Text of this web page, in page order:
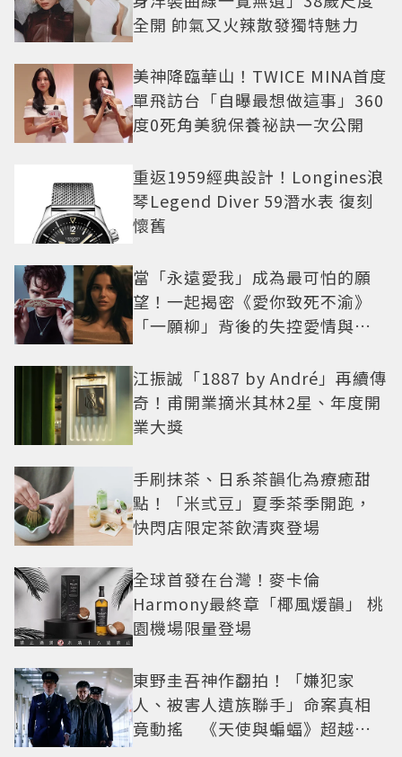
全開 帥氣又火辣散發獨特魅力
美神降臨華山！TWICE MINA首度
單飛訪台「自曝最想做這事」360
度0死角美貌保養祕訣一次公開
重返1959經典設計！Longines浪
琴Legend Diver 59潛水表 復刻
懷舊
當「永遠愛我」成為最可怕的願
望！一起揭密《愛你致死不渝》
「一願柳」背後的失控愛情與爆
江振誠「1887 by André」再續傳
奇！甫開業摘米其林2星、年度開
業大獎
手刷抹茶、日系茶韻化為療癒甜
點！「米弎豆」夏季茶季開跑，
快閃店限定茶飲清爽登場
全球首發在台灣！麥卡倫
Harmony最終章「椰風煖韻」 桃
園機場限量登場
東野圭吾神作翻拍！「嫌犯家
人、被害人遺族聯手」命案真相
竟動搖 《天使與蝙蝠》超越懸